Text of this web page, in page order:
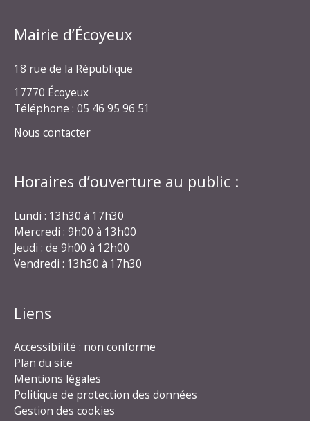
Mairie d’Écoyeux
18 rue de la République
17770 Écoyeux
Téléphone : 05 46 95 96 51
Nous contacter
Horaires d’ouverture au public :
Lundi : 13h30 à 17h30
Mercredi : 9h00 à 13h00
Jeudi : de 9h00 à 12h00
Vendredi : 13h30 à 17h30
Liens
Accessibilité : non conforme
Plan du site
Mentions légales
Politique de protection des données
Gestion des cookies